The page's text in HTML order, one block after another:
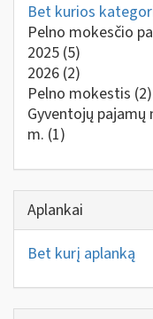
Bet kurios
Pelno mokesčio
2025 (5)
2026 (2)
Pelno mokestis (2)
Gyventojų
m. (1)
Aplankai
Bet kurį aplanką